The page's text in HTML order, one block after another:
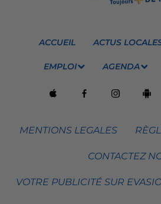
ACCUEIL ACTUS
EMPLOI AGENDA
MENTIONS LEGALES
CONTACTEZ
VOTRE PUBLICITÉ SUR